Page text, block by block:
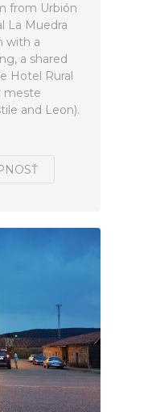
from Urbión
La Muedra
with a
a shared
Hotel Rural
meste
and Leon).